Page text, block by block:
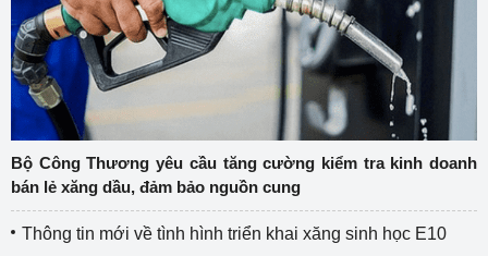
Bộ Công Thương yêu cầu tăng cường kiểm tra kinh doanh
bán lẻ xăng dầu, đảm bảo nguồn cung
Thông tin mới về tình hình triển khai xăng sinh học E10